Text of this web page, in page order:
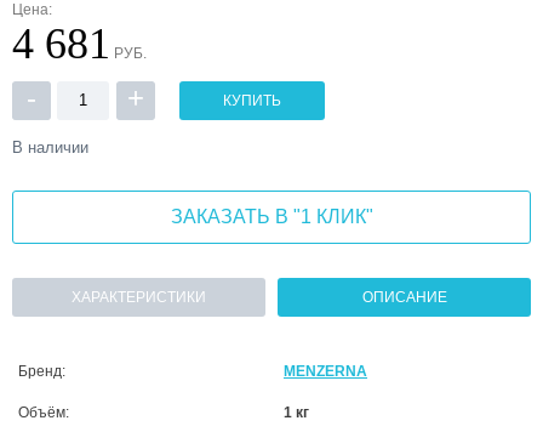
Цена:
4 681 РУБ.
- + КУПИТЬ
В наличии
ЗАКАЗАТЬ В "1 КЛИК"
ХАРАКТЕРИСТИКИ ОПИСАНИЕ
Бренд: MENZERNA
Объём: 1 кг